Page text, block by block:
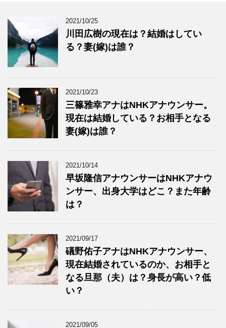
2021/10/25
川田広樹の現在は？結婚はしてい
る？妻(嫁)は誰？
2021/10/23
三篠雅幸アナはNHKアナウンサー。
現在は結婚している？お相手となる
妻(嫁)は誰？
2021/10/14
早坂隆信アナウンサーはNHKアナウ
ンサー、出身大学はどこ？また年齢
は？
2021/09/17
礒野佑子アナはNHKアナウンサー、
現在結婚されているのか、お相手と
なる旦那（夫）は？身長が高い？低
い？
2021/09/05